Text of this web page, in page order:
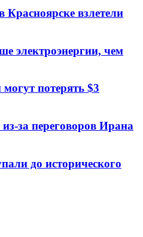
Красноярске взлетели
электроэнергии, чем
потерять $3
за переговоров Ирана
до исторического